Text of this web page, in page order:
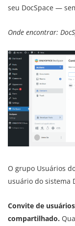
seu DocSpace —
Onde encontrar:
O grupo Usuários
usuário do sistema
Convite de
compartilhado.